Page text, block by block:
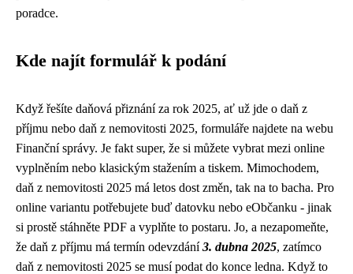
poradce.
Kde najít formulář k podání
Když řešíte daňová přiznání za rok 2025, ať už jde o daň z
příjmu nebo daň z nemovitosti 2025, formuláře najdete na webu
Finanční správy. Je fakt super, že si můžete vybrat mezi online
vyplněním nebo klasickým stažením a tiskem. Mimochodem,
daň z nemovitosti 2025 má letos dost změn, tak na to bacha. Pro
online variantu potřebujete buď datovku nebo eObčanku - jinak
si prostě stáhněte PDF a vyplňte to postaru. Jo, a nezapomeňte,
že daň z příjmu má termín odevzdání3. dubna 2025, zatímco
daň z nemovitosti 2025 se musí podat do konce ledna. Když to